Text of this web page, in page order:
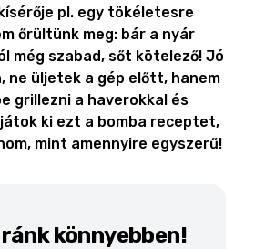
pl. egy tökéletesre
őrültünk meg: bár a nyár
még szabad, sőt kötelező! Jó
ne üljetek a gép előtt, hanem
grillezni a haverokkal és
ki ezt a bomba receptet,
mint amennyire egyszerű!
könnyebben!